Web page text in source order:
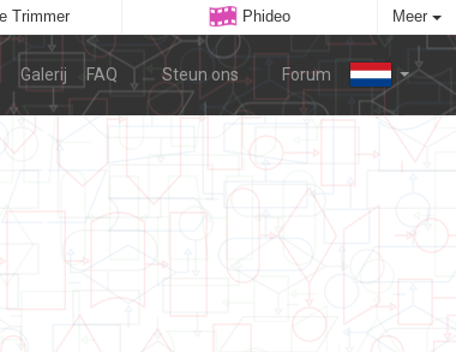
Trimmer Phideo Meer
Galerij FAQ Steun ons Forum